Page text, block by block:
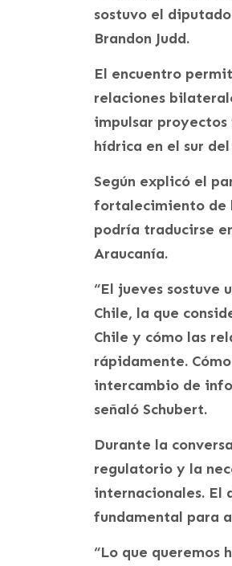
sostuvo el
Brandon Judd.
El encuentro
relaciones
impulsar
hídrica en el sur
Según explicó el
fortalecimiento de
podría traducirse
Araucanía.
“El jueves sostuve
Chile, la que
Chile y cómo las
rápidamente.
intercambio de
señaló Schubert.
Durante la
regulatorio y la
internacionales. El
fundamental para
“Lo que queremos